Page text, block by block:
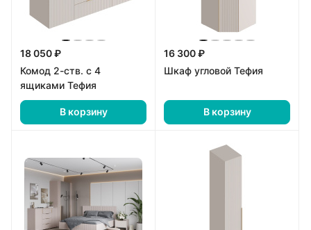
18 050 ₽
Комод 2-ств. с 4
ящиками Тефия
В корзину
16 300 ₽
Шкаф угловой Тефия
В корзину